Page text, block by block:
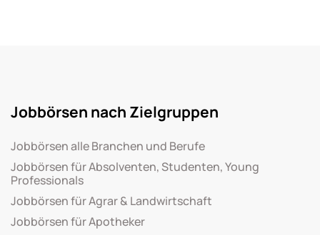
Jobbörsen nach Zielgruppen
Jobbörsen alle Branchen und Berufe
Jobbörsen für Absolventen, Studenten, Young
Professionals
Jobbörsen für Agrar & Landwirtschaft
Jobbörsen für Apotheker